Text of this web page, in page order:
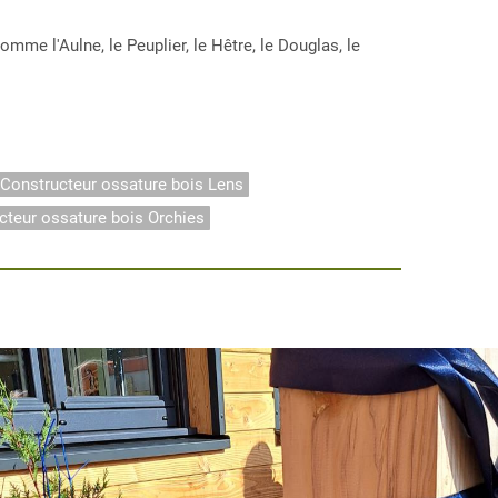
l'Aulne, le Peuplier, le Hêtre, le Douglas, le
Constructeur ossature bois Lens
ossature bois Orchies